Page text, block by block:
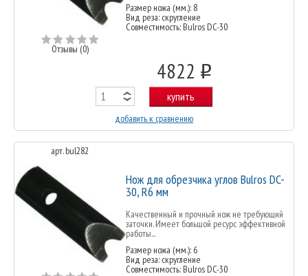
Отзывы (0)
Размер ножа (мм.): 8
Вид реза: скругление
Совместимость: Bulros DC-30
4822 o
купить
добавить к сравнению
арт. bul282
Нож для обрезчика углов Bulros DC-
30, R6 мм
Качественный и прочный нож не требующий
заточки. Имеет большой ресурс эффективной
работы...
Размер ножа (мм.): 6
Вид реза: скругление
Совместимость: Bulros DC-30